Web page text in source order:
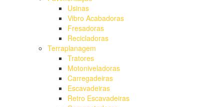
Usinas
Vibro Acabadoras
Fresadoras
Recicladoras
Terraplanagem
Tratores
Motoniveladoras
Carregadeiras
Escavadeiras
Retro Escavadeiras